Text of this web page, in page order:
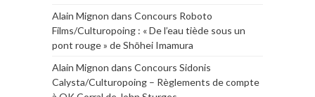
Alain Mignon dans Concours Roboto
Films/Culturopoing : « De l’eau tiède sous un
pont rouge » de Shōhei Imamura
Alain Mignon dans Concours Sidonis
Calysta/Culturopoing – Règlements de compte